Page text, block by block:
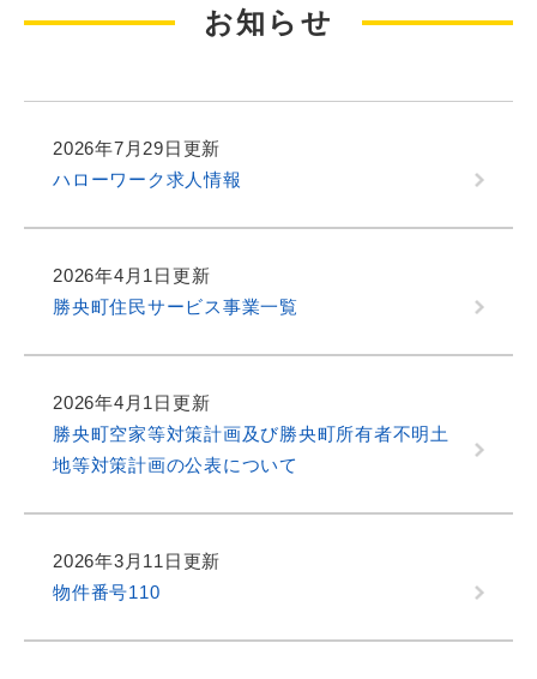
お知らせ
2026年7月29日更新
ハローワーク求人情報
2026年4月1日更新
勝央町住民サービス事業一覧
2026年4月1日更新
勝央町空家等対策計画及び勝央町所有者不明土
地等対策計画の公表について
2026年3月11日更新
物件番号110